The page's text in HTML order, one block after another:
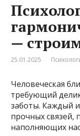
—
25.01.2025
Человеческая
требующий
заботы. Каждый
прочных связей,
наполняющих